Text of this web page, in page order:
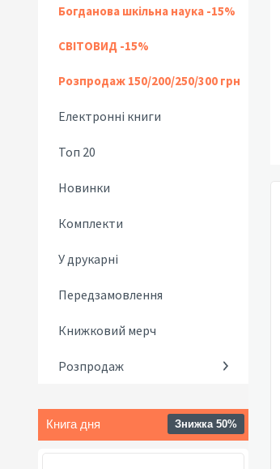
Богданова шкільна наука -15%
СВІТОВИД -15%
Розпродаж 150/200/250/300 грн
Електронні книги
Топ 20
Новинки
Комплекти
У друкарні
Передзамовлення
Книжковий мерч
Розпродаж
Книга дня Знижка 50%